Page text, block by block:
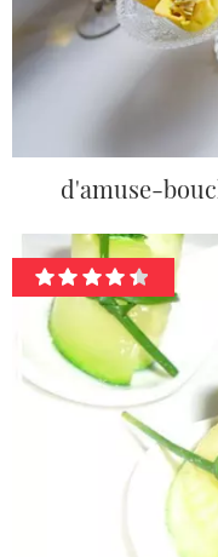
d'amuse-